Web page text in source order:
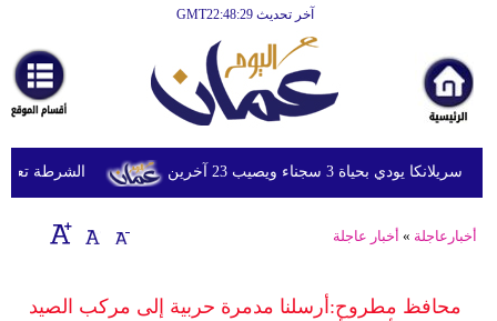
آخر تحديث GMT22:48:29
أخبارعاجلة
رياضة
ثقافة
إقتصاد
وموسيقى
الشرطة تعتقل بحياة 3 سجناء ويصيب 23 آخرين
أخبارعاجلة » أخبار عاجلة
محافظ مطروح:أرسلنا مدمرة حربية إلى مركب الصيد